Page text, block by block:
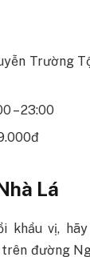
Trường
– 23:00
Lá
khẩu vị,
trên đường